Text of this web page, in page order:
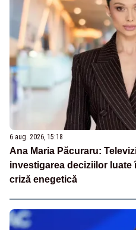
6 aug. 2026, 15:18
Ana Maria Păcuraru:
investigarea deciziilor luate
criză enegetică